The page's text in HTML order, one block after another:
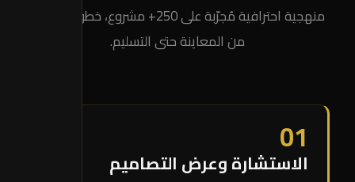
منهجية احترافية مُجرّبة على 250+ مشروع، خطوة بخطوة
من المعاينة حتى التسليم.
01
الاستشارة وعرض التصاميم